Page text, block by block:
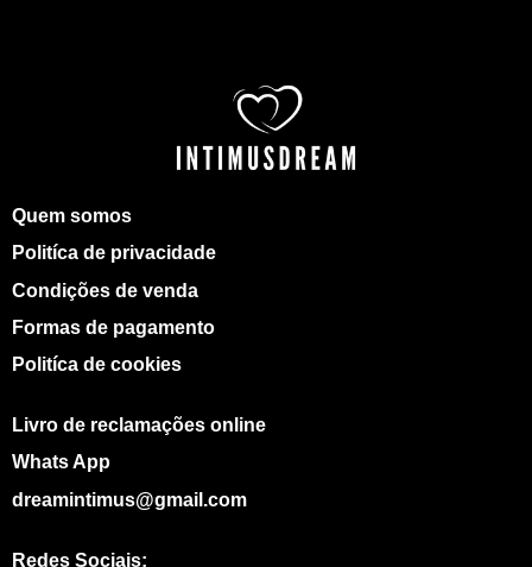
Quem somos
Politíca de privacidade
Condições de venda
Formas de pagamento
Politíca de cookies
Livro de reclamações online
Whats App
dreamintimus@gmail.com
Redes Sociais: